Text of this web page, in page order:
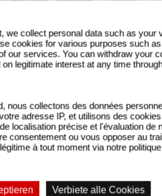
we collect personal data such as your
cookies for various purposes such
our services. You can withdraw your
legitimate interest at any time
nous collectons des données
adresse IP, et utilisons des
localisation précise et l'évaluation de
consentement ou vous opposer au
à tout moment via notre
Verbiete alle Cookies